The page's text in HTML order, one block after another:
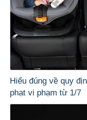
Hiểu đúng về quy
phạt vi phạm từ 1/7